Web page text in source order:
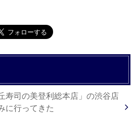
寿司の美登利総本店」の渋谷店
に行ってきた